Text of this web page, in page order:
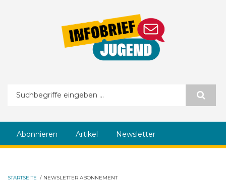
Suchformular
Abonnieren Artikel Newsletter
STARTSEITE / NEWSLETTER ABONNEMENT